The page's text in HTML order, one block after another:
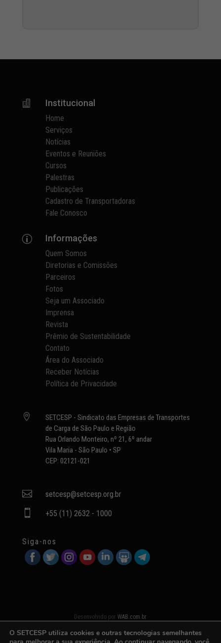
 Institucional
Home
Serviços
Notícias
Eventos e Reuniões
Cursos
Palestras
Publicações
Cadastro de Transportadoras
Fale Conosco
p Informações
Quem Somos
Diretorias e Comissões
Parceiros
Fotos
Seja um Associado
Imprensa
Revista
Prêmio de Sustentabilidade
Contato
Área do Associado
Receber Notícias
Política de Privacidade

SETCESP - Sindicato das Empresas de Transportes
de Carga de São Paulo e Região
Rua Orlando Monteiro, nº 21, 6º andar
Vila Maria - São Paulo • SP
CEP: 02121-021
 setcesp@setcesp.org.br
 +55 (11) 2632 - 1000
Siga-nos
Desenvolvido porWAB.com.br
O SETCESP utiliza cookies e outras tecnologias semelhantes